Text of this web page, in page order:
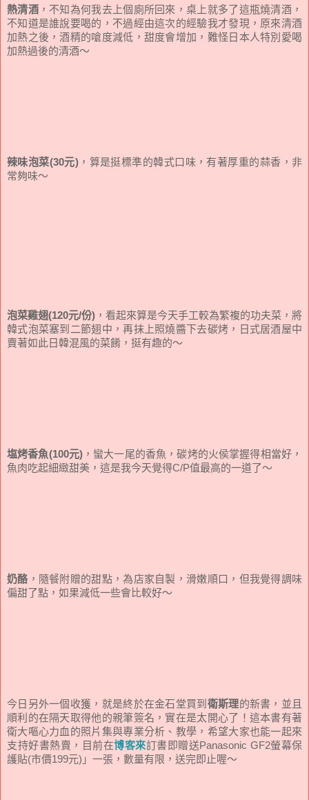
熱清酒，不知為何我去上個廁所回來，桌上就多了這瓶燒清酒，
不知道是誰說要喝的，不過經由這次的經驗我才發現，原來清酒
加熱之後，酒精的嗆度減低，甜度會增加，難怪日本人特別愛喝
加熱過後的清酒～
辣味泡菜(30元)，算是挺標準的韓式口味，有著厚重的蒜香，非
常夠味～
泡菜雞翅(120元/份) ，看起來算是今天手工較為繁複的功夫菜，將
韓式泡菜塞到二節翅中，再抹上照燒醬下去碳烤，日式居酒屋中
賣著如此日韓混風的菜餚，挺有趣的～
塩烤香魚(100元)，蠻大一尾的香魚，碳烤的火侯掌握得相當好，
魚肉吃起細緻甜美，這是我今天覺得C/P值最高的一道了～
奶酪 ，隨餐附贈的甜點，為店家自製，滑嫩順口，但我覺得調味
偏甜了點，如果減低一些會比較好～
今日另外一個收獲，就是終於在金石堂買到 衛斯理的新書，並且
順利的在隔天取得他的親筆簽名，實在是太開心了！這本書有著
衛大嘔心力血的照片集與專業分析、教學，希望大家也能一起來
支持好書熱賣，目前在博客來訂書即贈送Panasonic GF2螢幕保
護貼(市價199元)」一張，數量有限，送完即止喔～